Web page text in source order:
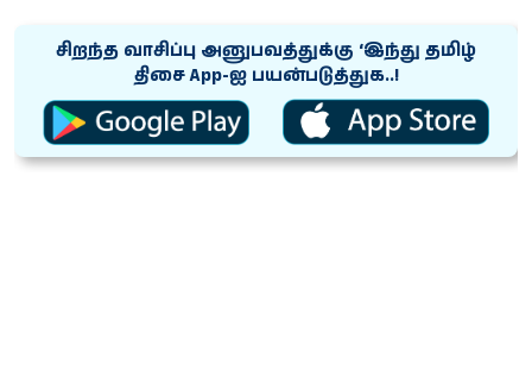
சிறந்த வாசிப்பு அனுபவத்துக்கு ‘இந்து தமிழ்
திசை App-ஐ பயன்படுத்துக..!